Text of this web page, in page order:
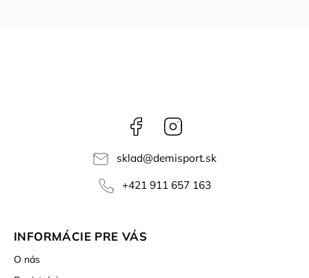
Facebook
sklad@demisport.sk
+421 911 657 163
INFORMÁCIE PRE VÁS
O nás